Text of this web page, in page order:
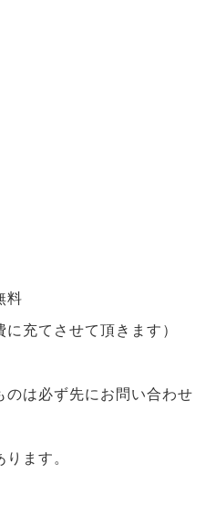
料
に充てさせて頂きます）
は必ず先にお問い合わせ
ます。